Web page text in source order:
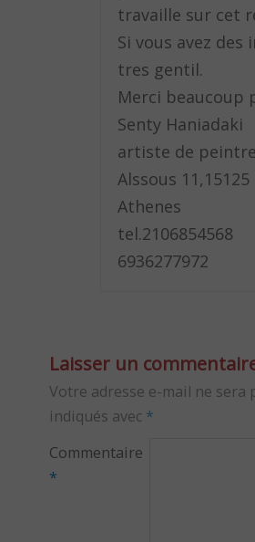
travaille sur cet
Si vous avez
tres gentil.
Merci
Senty Haniadaki
artiste de
Alssous 11,15125
Athenes
tel.2106854568
6936277972
Laisser un
Votre adresse e-mail ne sera
indiqués avec *
Commentaire
*